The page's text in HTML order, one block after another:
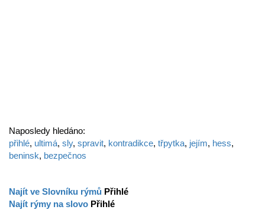
Naposledy hledáno:
přihlé, ultimá, sly, spravit, kontradikce, třpytka, jejím, hess,
beninsk, bezpečnos
Najít ve Slovníku rýmů Přihlé
Najít rýmy na slovo Přihlé